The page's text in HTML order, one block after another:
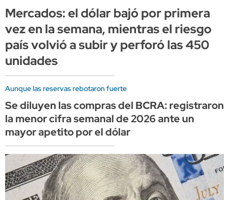
Mercados: el dólar bajó por primera
vez en la semana, mientras el riesgo
país volvió a subir y perforó las 450
unidades
Aunque las reservas rebotaron fuerte
Se diluyen las compras del BCRA: registraron
la menor cifra semanal de 2026 ante un
mayor apetito por el dólar